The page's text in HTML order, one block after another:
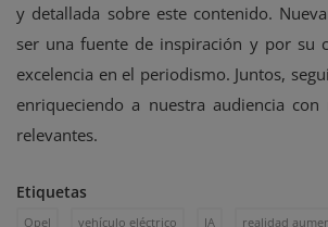
y detallada sobre este contenido.
ser una fuente de inspiración y por su
excelencia en el periodismo. Juntos,
enriqueciendo a nuestra audiencia con
relevantes.
Etiquetas
Opel vehículo eléctrico IA realidad